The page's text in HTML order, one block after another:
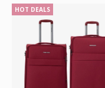
HOT DEALS